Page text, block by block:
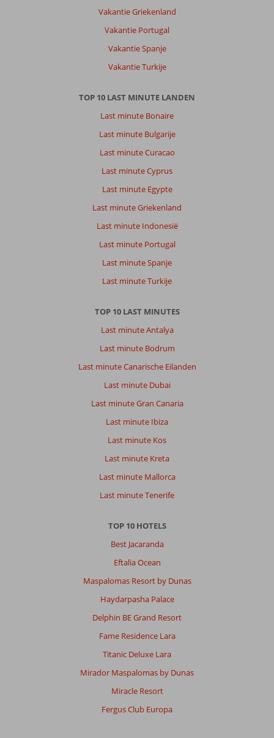
Vakantie Griekenland
Vakantie Portugal
Vakantie Spanje
Vakantie Turkije
TOP 10 LAST MINUTE LANDEN
Last minute Bonaire
Last minute Bulgarije
Last minute Curacao
Last minute Cyprus
Last minute Egypte
Last minute Griekenland
Last minute Indonesië
Last minute Portugal
Last minute Spanje
Last minute Turkije
TOP 10 LAST MINUTES
Last minute Antalya
Last minute Bodrum
Last minute Canarische Eilanden
Last minute Dubai
Last minute Gran Canaria
Last minute Ibiza
Last minute Kos
Last minute Kreta
Last minute Mallorca
Last minute Tenerife
TOP 10 HOTELS
Best Jacaranda
Eftalia Ocean
Maspalomas Resort by Dunas
Haydarpasha Palace
Delphin BE Grand Resort
Fame Residence Lara
Titanic Deluxe Lara
Mirador Maspalomas by Dunas
Miracle Resort
Fergus Club Europa